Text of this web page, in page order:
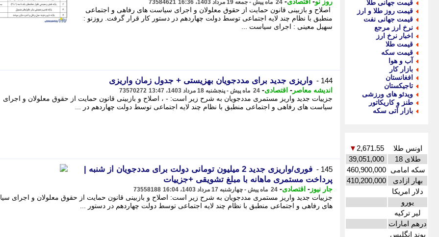
قیمت جهانی طلا
قیمت روز طلا و ارز
قیمت جهانی نفت
نرخ ارز مرجع
اخبار نرخ ارز
قیمت طلا
قیمت سکه
آب و هوا
بازار کار
افغانستان
تاجیکستان
ویدئو های ورزشی
طنز و کاریکاتور
بازار آتی سکه
اونس طلا 2,671.55
▼
طلای 18
39,051,000
سکه امامی 460,900,000
بهار ازادی
410,200,000
دلار امریکا
یورو
لیر ترکیه
درهم امارات
پوند انگلیس
24 ماه پیش - جمعه 19 مرداد 1403، 16:36 73584621
اصلاح و بازبینی قانون حمایت از حقوق معلولان و اجرای سیاست های رفاهی و اجتماعی
منطبق با نظام چند لایه اجتماعی توسط دولت چهاردهم در دستور کار قرار گرفت. روزنو :
سهیل معینی : اجرای سیاست ...
144 - واریزی جدید برای مددجویان بهزیستی + جدول زمان واریزی
اندیشه معاصر - اقتصادی- 24 ماه پیش - پنجشنبه 18 مرداد 1403، 13:47 73570272
جزییات جدید واریز مستمری مددجویان به شرح زیر است: - ، اصلاح و بازبینی قانون حمایت از حقوق معلولان و اجرای
سیاست های رفاهی و اجتماعی منطبق با نظام چند لایه اجتماعی توسط دولت چهاردهم در ...
145 -
فوری/واریزی جدید 2 میلیون تومانی دولت برای مددجویان از شنبه |
پرداخت مستمری ماهانه با مبلغ تشویقی +جزییات
جار نیوز - اقتصادی- 24 ماه پیش - چهارشنبه 17 مرداد 1403، 16:04 73558188
جزییات جدید واریز مستمری مددجویان به شرح زیر است: اصلاح و بازبینی قانون حمایت از حقوق معلولان و اجرای
های رفاهی و اجتماعی منطبق با نظام چند لایه اجتماعی توسط دولت چهاردهم در دستور ...